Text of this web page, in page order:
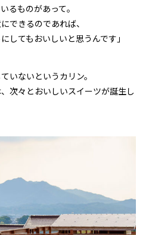
るものがあって。
できるのであれば、
してもおいしいと思うんです」
いないというカリン。
次々とおいしいスイーツが誕生し